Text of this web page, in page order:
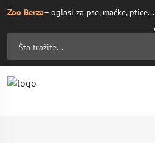
Zoo Berza– oglasi za pse, mačke, ptice...